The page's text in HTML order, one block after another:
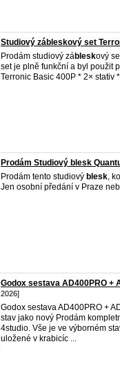
Studiový zábleskový set
Prodám studiový zábleskový
set je plně funkční a byl použit
Terronic Basic 400P * 2× stativ
Prodám Studiový blesk
Prodám tento studiový blesk,
Jen osobní předání v Praze
Godox sestava AD400PRO +
2026]
Godox sestava AD400PRO +
stav jako nový Prodám
4studio. Vše je ve výborném
uložené v krabicíc ...